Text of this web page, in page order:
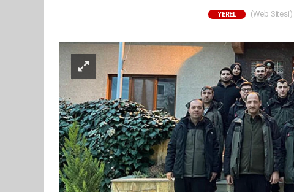
YEREL (Web Sitesi)